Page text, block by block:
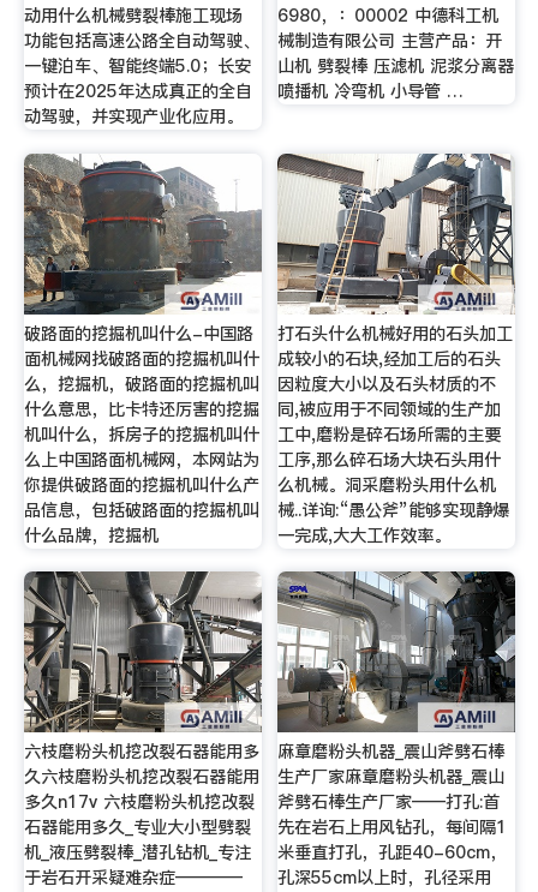
动用什么机械劈裂棒施工现场
功能包括高速公路全自动驾驶、
一键泊车、智能终端5.0；长安
预计在2025年达成真正的全自
动驾驶，并实现产业化应用。
6980，：00002 中德科工机
械制造有限公司 主营产品：开
山机 劈裂棒 压滤机 泥浆分离器
喷播机 冷弯机 小导管 …
破路面的挖掘机叫什么-中国路
面机械网找破路面的挖掘机叫什
么，挖掘机，破路面的挖掘机叫
什么意思，比卡特还厉害的挖掘
机叫什么，拆房子的挖掘机叫什
么上中国路面机械网，本网站为
你提供破路面的挖掘机叫什么产
品信息，包括破路面的挖掘机叫
什么品牌，挖掘机
打石头什么机械好用的石头加工
成较小的石块,经加工后的石头
因粒度大小以及石头材质的不
同,被应用于不同领域的生产加
工中,磨粉是碎石场所需的主要
工序,那么碎石场大块石头用什
么机械。洞采磨粉头用什么机
械..详询:“愚公斧”能够实现静爆
一完成,大大工作效率。
六枝磨粉头机挖改裂石器能用多
久六枝磨粉头机挖改裂石器能用
多久n17v 六枝磨粉头机挖改裂
石器能用多久_专业大小型劈裂
机_液压劈裂棒_潜孔钻机_专注
于岩石开采疑难杂症————
麻章磨粉头机器_震山斧劈石棒
生产厂家麻章磨粉头机器_震山
斧劈石棒生产厂家——打孔:首
先在岩石上用风钻孔，每间隔1
米垂直打孔，孔距40-60cm，
孔深55cm以上时，孔径采用